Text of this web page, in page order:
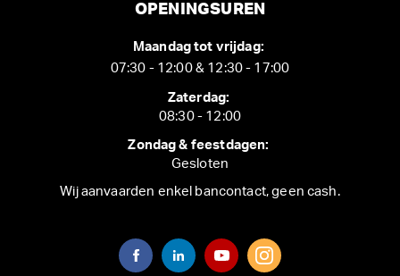
OPENINGSUREN
Maandag tot vrijdag:
07:30 - 12:00 & 12:30 - 17:00
Zaterdag:
08:30 - 12:00
Zondag & feestdagen:
Gesloten
Wij aanvaarden enkel bancontact, geen cash.